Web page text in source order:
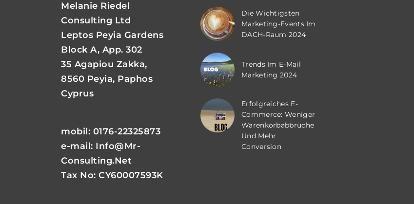
Melanie Riedel
Consulting Ltd
Leptos Peyia Gardens
Block A, App. 302
35 Agapiou Zakka,
8560 Peyia, Paphos
Cyprus
mobil: 0176-22325873
e-mail: Info@mr-
Consulting.net
Tax No: CY60007593K
Die Wichtigsten
Marketing-Events Im
DACH-Raum 2024
Trends Im E-Mail
Marketing 2024
Erfolgreiches E-
Commerce: Weniger
Warenkorbabbrüche
Und Mehr
Conversion